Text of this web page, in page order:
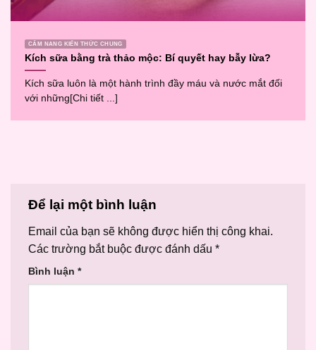
CẨM NANG KIẾN THỨC CHUNG
Kích sữa bằng trà thảo mộc: Bí quyết hay bẫy lừa?
Kích sữa luôn là một hành trình đầy máu và nước mắt đối
với những[Chi tiết ...]
Để lại một bình luận
Email của bạn sẽ không được hiển thị công khai.
Các trường bắt buộc được đánh dấu *
Bình luận *